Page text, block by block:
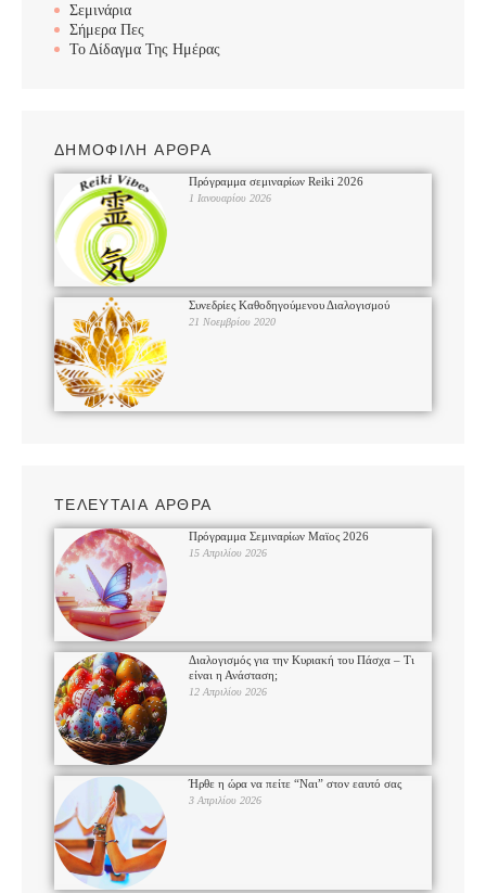
Σεμινάρια
Σήμερα Πες
Το Δίδαγμα Της Ημέρας
ΔΗΜΟΦΙΛΗ ΑΡΘΡΑ
Πρόγραμμα σεμιναρίων Reiki 2026
1 Ιανουαρίου 2026
Συνεδρίες Καθοδηγούμενου Διαλογισμού
21 Νοεμβρίου 2020
ΤΕΛΕΥΤΑΙΑ ΑΡΘΡΑ
Πρόγραμμα Σεμιναρίων Μαϊος 2026
15 Απριλίου 2026
Διαλογισμός για την Κυριακή του Πάσχα – Τι
είναι η Ανάσταση;
12 Απριλίου 2026
Ήρθε η ώρα να πείτε “Ναι” στον εαυτό σας
3 Απριλίου 2026